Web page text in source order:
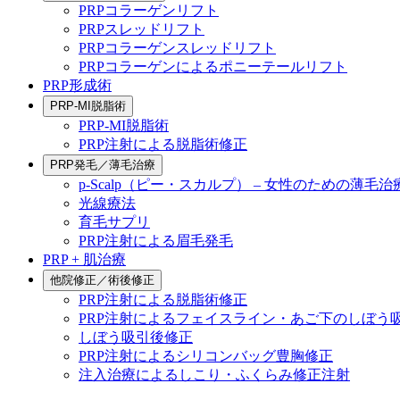
PRPコラーゲンリフト
PRPスレッドリフト
PRPコラーゲンスレッドリフト
PRPコラーゲンによるポニーテールリフト
PRP形成術
PRP-MI脱脂術
PRP-MI脱脂術
PRP注射による脱脂術修正
PRP発毛／薄毛治療
p-Scalp（ピー・スカルプ） – 女性のための薄毛治
光線療法
育毛サプリ
PRP注射による眉毛発毛
PRP + 肌治療
他院修正／術後修正
PRP注射による脱脂術修正
PRP注射によるフェイスライン・あご下のしぼう
しぼう吸引後修正
PRP注射によるシリコンバッグ豊胸修正
注入治療によるしこり・ふくらみ修正注射